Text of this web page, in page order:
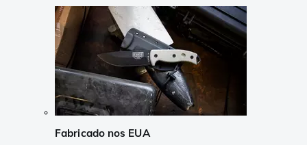
Fabricado nos EUA